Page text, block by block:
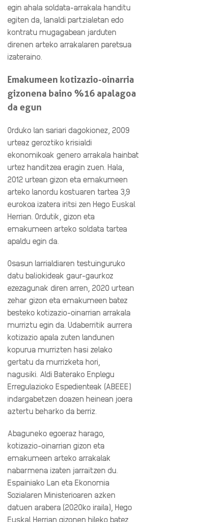
egin ahala soldata-arrakala handitu
egiten da, lanaldi partzialetan edo
kontratu mugagabean jarduten
direnen arteko arrakalaren paretsua
izateraino.
Emakumeen kotizazio-oinarria
gizonena baino %16 apalagoa
da egun
Orduko lan sariari dagokionez, 2009
urteaz geroztiko krisialdi
ekonomikoak genero arrakala hainbat
urtez handitzea eragin zuen. Hala,
2012 urtean gizon eta emakumeen
arteko lanordu kostuaren tartea 3,9
eurokoa izatera iritsi zen Hego Euskal
Herrian. Ordutik, gizon eta
emakumeen arteko soldata tartea
apaldu egin da.
Osasun larrialdiaren testuinguruko
datu baliokideak gaur-gaurkoz
ezezagunak diren arren, 2020 urtean
zehar gizon eta emakumeen batez
besteko kotizazio-oinarrian arrakala
murriztu egin da. Udaberritik aurrera
kotizazio apala zuten landunen
kopurua murrizten hasi zelako
gertatu da murrizketa hori,
nagusiki. Aldi Baterako Enplegu
Erregulazioko Espedienteak (ABEEE)
indargabetzen doazen heinean joera
aztertu beharko da berriz.
Abaguneko egoeraz harago,
kotizazio-oinarrian gizon eta
emakumeen arteko arrakalak
nabarmena izaten jarraitzen du.
Espainiako Lan eta Ekonomia
Sozialaren Ministerioaren azken
datuen arabera (2020ko iraila), Hego
Euskal Herrian gizonen hileko batez